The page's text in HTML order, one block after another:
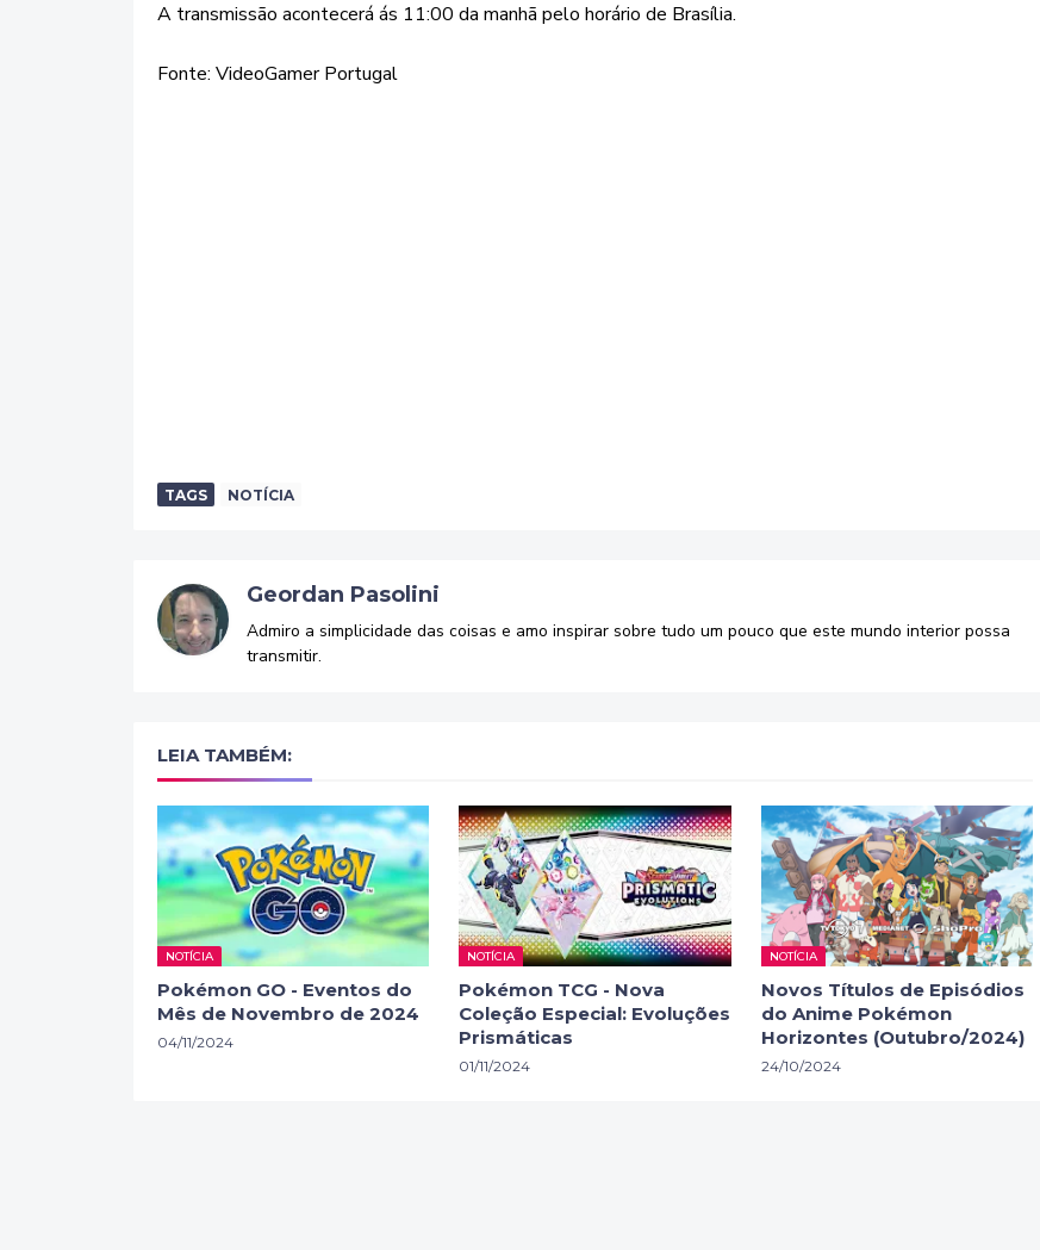
A transmissão acontecerá ás 11:00 da manhã pelo horário de Brasília.
Fonte: VideoGamer Portugal
TAGS NOTÍCIA
Geordan Pasolini
Admiro a simplicidade das coisas e amo inspirar sobre tudo um pouco que este mundo interior possa
transmitir.
LEIA TAMBÉM:
NOTÍCIA
Pokémon GO - Eventos do
Mês de Novembro de 2024
04/11/2024
NOTÍCIA
Pokémon TCG - Nova
Coleção Especial: Evoluções
Prismáticas
01/11/2024
NOTÍCIA
Novos Títulos de Episódios
do Anime Pokémon
Horizontes (Outubro/2024)
24/10/2024